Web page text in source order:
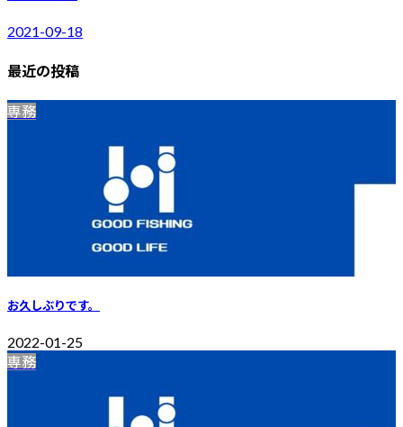
2021-09-18
最近の投稿
専務
お久しぶりです。
2022-01-25
専務